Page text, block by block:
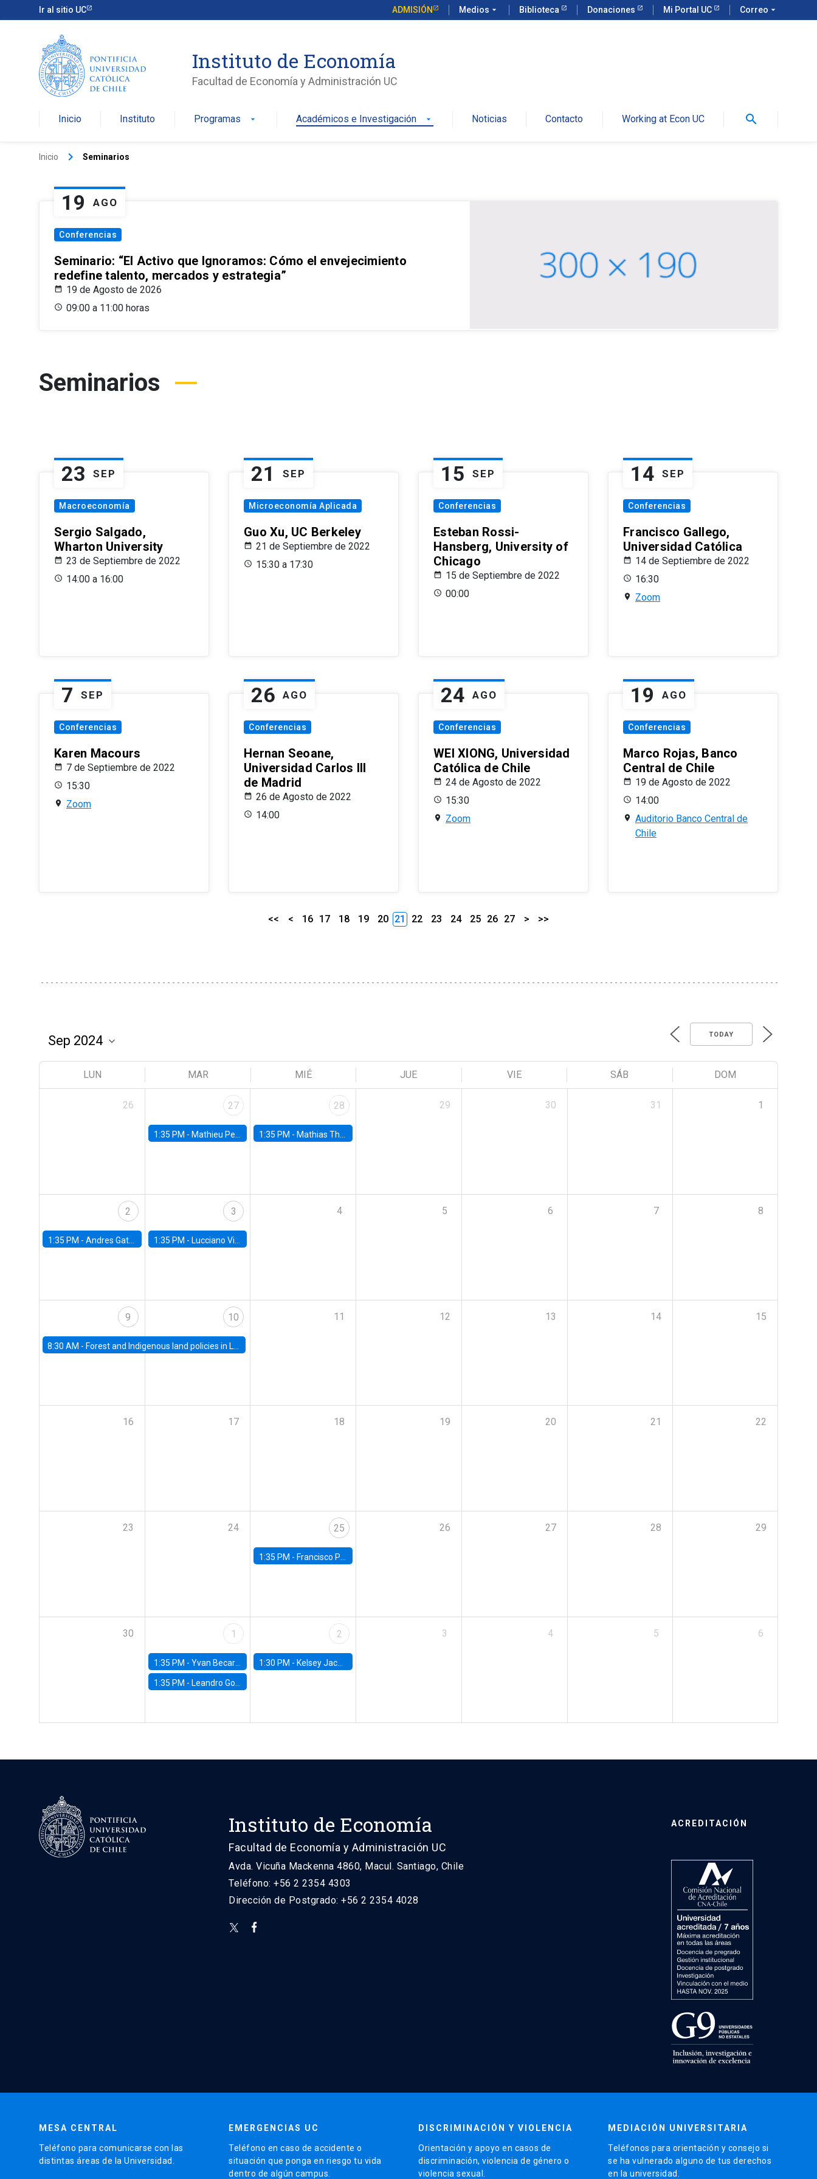
Ir al sitio UC ADMISIÓN Medios arrow_drop_down Biblioteca Donaciones Mi Portal UC Correo arrow_drop_down
Instituto de Economía
Facultad de Economía y Administración UC
Inicio Instituto Programas arrow_drop_down Académicos e Investigación arrow_drop_down Noticias Contacto Working at Econ UC search
Inicio keyboard_arrow_right Seminarios
19 AGO
Conferencias
Seminario: “El Activo que Ignoramos: Cómo el envejecimiento
redefine talento, mercados y estrategia”
19 de Agosto de 2026
09:00 a 11:00 horas
Seminarios
23 SEP
Macroeconomía
Sergio Salgado,
Wharton University
23 de Septiembre de 2022
14:00 a 16:00
21 SEP
Microeconomía Aplicada
Guo Xu, UC Berkeley
21 de Septiembre de 2022
15:30 a 17:30
15 SEP
Conferencias
Esteban Rossi-
Hansberg, University of
Chicago
15 de Septiembre de 2022
00:00
14 SEP
Conferencias
Francisco Gallego,
Universidad Católica
14 de Septiembre de 2022
16:30
Zoom
7 SEP
Conferencias
Karen Macours
7 de Septiembre de 2022
15:30
Zoom
26 AGO
Conferencias
Hernan Seoane,
Universidad Carlos III
de Madrid
26 de Agosto de 2022
14:00
24 AGO
Conferencias
WEI XIONG, Universidad
Católica de Chile
24 de Agosto de 2022
15:30
Zoom
19 AGO
Conferencias
Marco Rojas, Banco
Central de Chile
19 de Agosto de 2022
14:00
Auditorio Banco Central de
Chile
<< < 16 17 18 19 20 21 22 23 24 25 26 27 > >>
TODAY
LUN MAR MIÉ JUE VIE SÁB DOM
26 27
1:35 PM - Mathieu Pedemonte, IDB
28
1:35 PM - Mathias Thoenig, University of Lausanne
29 30 31 1
2
1:35 PM - Andres Gatty, alumno Doctorado en Economía
3
1:35 PM - Lucciano Villacorta, Banco Central de Chile
4 5 6 7 8
9
8:30 AM - Forest and Indigenous land policies in Latin America: Lessons from the Chilean Experience
10 11 12 13 14 15
16 17 18 19 20 21 22
23 24 25
1:35 PM - Francisco Pino, Universidad de Chile
26 27 28 29
30 1
1:35 PM - Yvan Becard, PUC Río
1:35 PM - Leandro Gorno, FGV EPGE Brazilian School of Economics and Finance
2
1:30 PM - Kelsey Jack, UC Berkeley
3 4 5 6
Instituto de Economía
Facultad de Economía y Administración UC
Avda. Vicuña Mackenna 4860, Macul. Santiago, Chile
Teléfono: +56 2 2354 4303
Dirección de Postgrado: +56 2 2354 4028
ACREDITACIÓN
MESA CENTRAL
Teléfono para comunicarse con las
distintas áreas de la Universidad.
EMERGENCIAS UC
Teléfono en caso de accidente o
situación que ponga en riesgo tu vida
dentro de algún campus.
DISCRIMINACIÓN Y VIOLENCIA
Orientación y apoyo en casos de
discriminación, violencia de género o
violencia sexual.
MEDIACIÓN UNIVERSITARIA
Teléfonos para orientación y consejo si
se ha vulnerado alguno de tus derechos
en la universidad.